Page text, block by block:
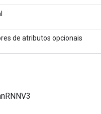
de atributos opcionais